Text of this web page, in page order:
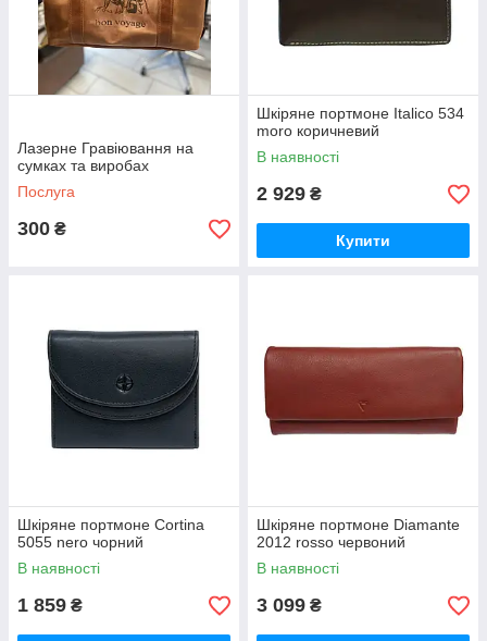
Лазерне Гравіювання на
сумках та виробах
Послуга
300 ₴
Шкіряне портмоне Italico 534
moro коричневий
В наявності
2 929 ₴
Купити
Шкіряне портмоне Cortina
5055 nero чорний
В наявності
1 859 ₴
Шкіряне портмоне Diamante
2012 rosso червоний
В наявності
3 099 ₴